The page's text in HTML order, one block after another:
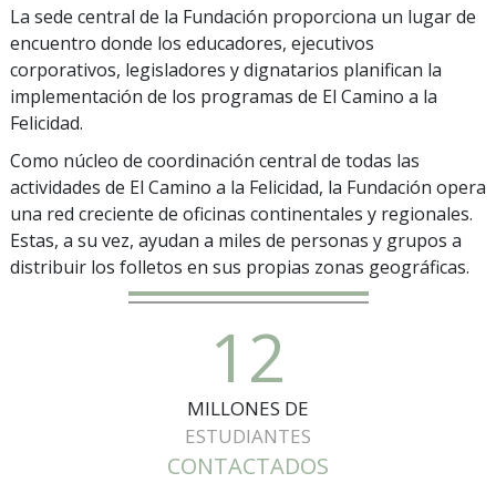
La sede central de la Fundación proporciona un lugar de
encuentro donde los educadores, ejecutivos
corporativos, legisladores y dignatarios planifican la
implementación de los programas de El Camino a la
Felicidad.
Como núcleo de coordinación central de todas las
actividades de El Camino a la Felicidad, la Fundación opera
una red creciente de oficinas continentales y regionales.
Estas, a su vez, ayudan a miles de personas y grupos a
distribuir los folletos en sus propias zonas geográficas.
12
MILLONES DE
ESTUDIANTES
CONTACTADOS